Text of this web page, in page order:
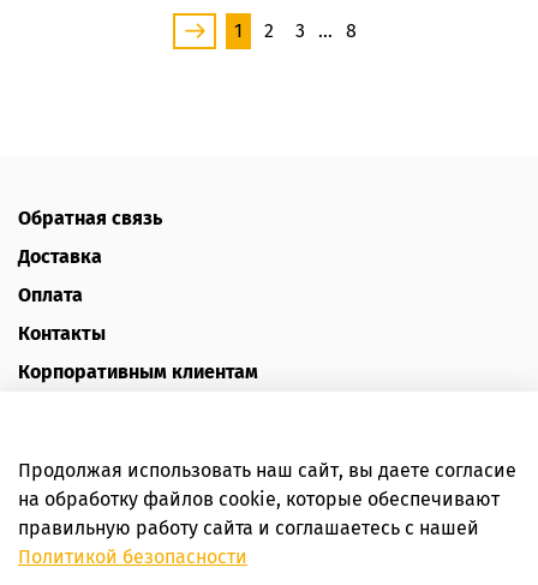
1 2 3 … 8
Обратная связь
Доставка
Оплата
Контакты
Корпоративным клиентам
Политика конфиденциальности
Публичная оферта
Пользовательское соглашение
Продолжая использовать наш сайт, вы даете согласие
на обработку файлов cookie, которые обеспечивают
правильную работу сайта и соглашаетесь с нашей
Политикой безопасности